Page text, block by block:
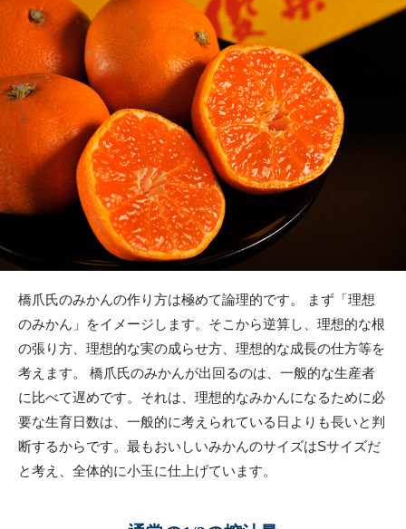
橋爪氏のみかんの作り方は極めて論理的です。 まず「理想
のみかん」をイメージします。そこから逆算し、理想的な根
の張り方、理想的な実の成らせ方、理想的な成長の仕方等を
考えます。 橋爪氏のみかんが出回るのは、一般的な生産者
に比べて遅めです。それは、理想的なみかんになるために必
要な生育日数は、一般的に考えられている日よりも長いと判
断するからです。最もおいしいみかんのサイズはSサイズだ
と考え、全体的に小玉に仕上げています。